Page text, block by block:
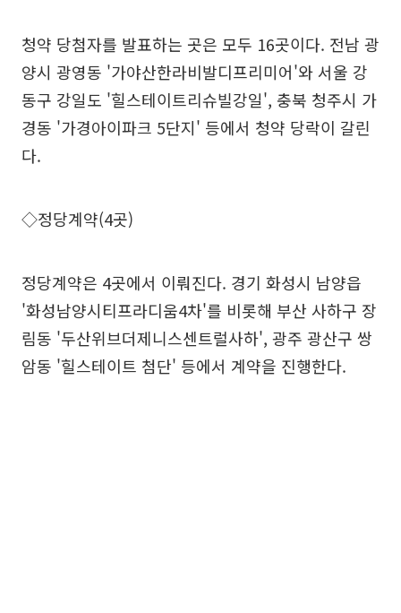
청약 당첨자를 발표하는 곳은 모두 16곳이다. 전남 광
양시 광영동 '가야산한라비발디프리미어'와 서울 강
동구 강일도 '힐스테이트리슈빌강일', 충북 청주시 가
경동 '가경아이파크 5단지' 등에서 청약 당락이 갈린
다.
◇정당계약(4곳)
정당계약은 4곳에서 이뤄진다. 경기 화성시 남양읍
'화성남양시티프라디움4차'를 비롯해 부산 사하구 장
림동 '두산위브더제니스센트럴사하', 광주 광산구 쌍
암동 '힐스테이트 첨단' 등에서 계약을 진행한다.